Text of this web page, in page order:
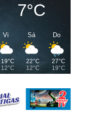
7°C
Vi
19°C
12°C
Sá
22°C
12°C
Do
27°C
19°C